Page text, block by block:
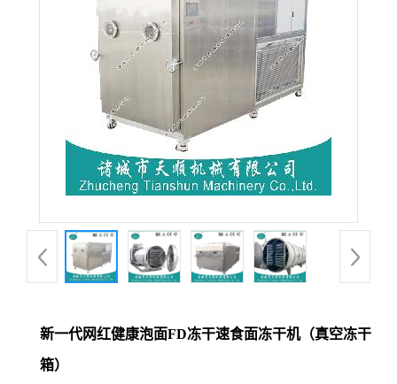
新一代网红健康泡面FD冻干速食面冻干机（真空冻干
箱）